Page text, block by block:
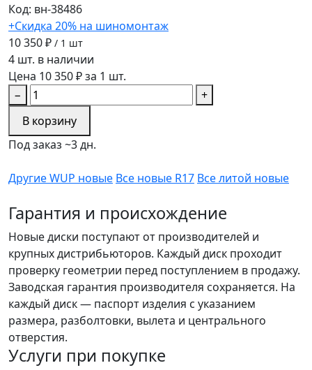
Код: вн-38486
+Скидка 20% на шиномонтаж
10 350 ₽ / 1 шт
4 шт. в наличии
Цена 10 350 ₽ за 1 шт.
−
+
В корзину
Под заказ ~3 дн.
Другие WUP новые Все новые R17 Все литой новые
Гарантия и происхождение
Новые диски поступают от производителей и
крупных дистрибьюторов. Каждый диск проходит
проверку геометрии перед поступлением в продажу.
Заводская гарантия производителя сохраняется. На
каждый диск — паспорт изделия с указанием
размера, разболтовки, вылета и центрального
отверстия.
Услуги при покупке